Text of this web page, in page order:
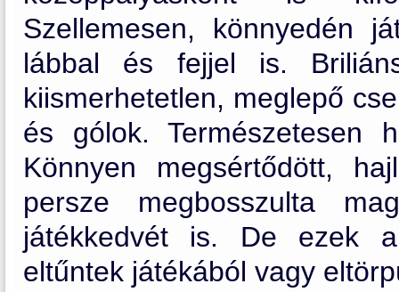
Szellemesen, könnyedén
lábbal és fejjel is.
kiismerhetetlen, meglepő
és gólok. Természetesen
Könnyen megsértődött,
persze megbosszulta
játékkedvét is. De ezek a
eltűntek játékából vagy